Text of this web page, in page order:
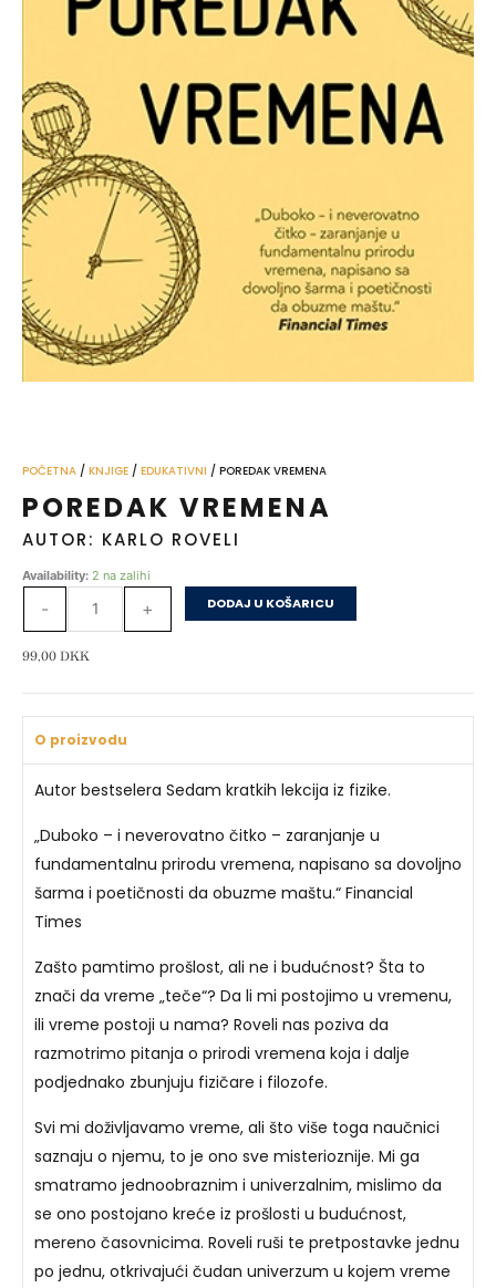
POČETNA / KNJIGE / EDUKATIVNI / POREDAK VREMENA
POREDAK VREMENA
AUTOR: KARLO ROVELI
Availability: 2 na zalihi
-
Poredak
+ DODAJ U KOŠARICU
99,00 DKK
O proizvodu
Autor bestselera Sedam kratkih lekcija iz fizike.
„Duboko – i neverovatno čitko – zaranjanje u
fundamentalnu prirodu vremena, napisano sa dovoljno
šarma i poetičnosti da obuzme maštu.“ Financial
Times
Zašto pamtimo prošlost, ali ne i budućnost? Šta to
znači da vreme „teče“? Da li mi postojimo u vremenu,
ili vreme postoji u nama? Roveli nas poziva da
razmotrimo pitanja o prirodi vremena koja i dalje
podjednako zbunjuju fizičare i filozofe.
Svi mi doživljavamo vreme, ali što više toga naučnici
saznaju o njemu, to je ono sve misterioznije. Mi ga
smatramo jednoobraznim i univerzalnim, mislimo da
se ono postojano kreće iz prošlosti u budućnost,
mereno časovnicima. Roveli ruši te pretpostavke jednu
po jednu, otkrivajući čudan univerzum u kojem vreme